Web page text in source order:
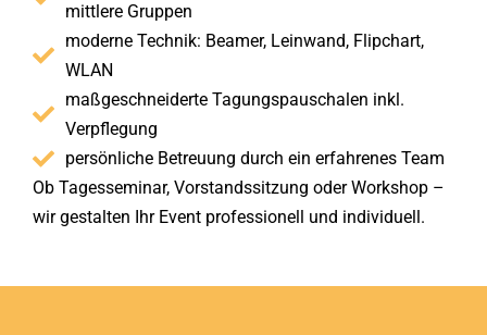
mittlere Gruppen
moderne Technik: Beamer, Leinwand, Flipchart,
WLAN
maßgeschneiderte Tagungspauschalen inkl.
Verpflegung
persönliche Betreuung durch ein erfahrenes Team
Ob Tagesseminar, Vorstandssitzung oder Workshop –
wir gestalten Ihr Event professionell und individuell.